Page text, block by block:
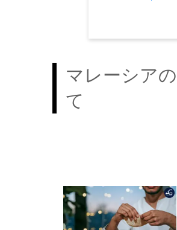
マレーシア
て